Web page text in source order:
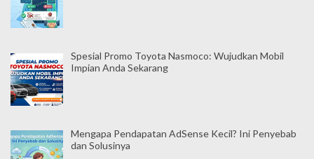
Spesial Promo Toyota Nasmoco: Wujudkan Mobil
Impian Anda Sekarang
Mengapa Pendapatan AdSense Kecil? Ini Penyebab
dan Solusinya